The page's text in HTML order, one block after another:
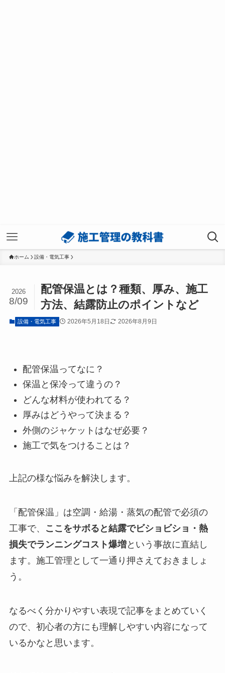
ホーム 設備・電気工事
配管保温とは？種類、厚み、施工
方法、結露防止のポイントなど
2026
8/09
設備・電気工事 2026年5月18日 2026年8月9日
配管保温ってなに？
保温と保冷って違うの？
どんな材料が使われてる？
厚みはどうやって決まる？
外側のジャケットはなぜ必要？
施工で気をつけることは？
上記の様な悩みを解決します。
「配管保温」は空調・給湯・蒸気の配管で必須の
工事で、
ここをサボると結露でビショビショ・熱
損失でランニングコスト爆増という事故に直結し
ます。施工管理として一通り押さえておきましょ
う。
なるべく分かりやすい表現で記事をまとめていく
ので、初心者の方にも理解しやすい内容になって
いるかなと思います。